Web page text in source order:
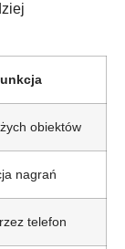
obiektów
nagrań
telefon